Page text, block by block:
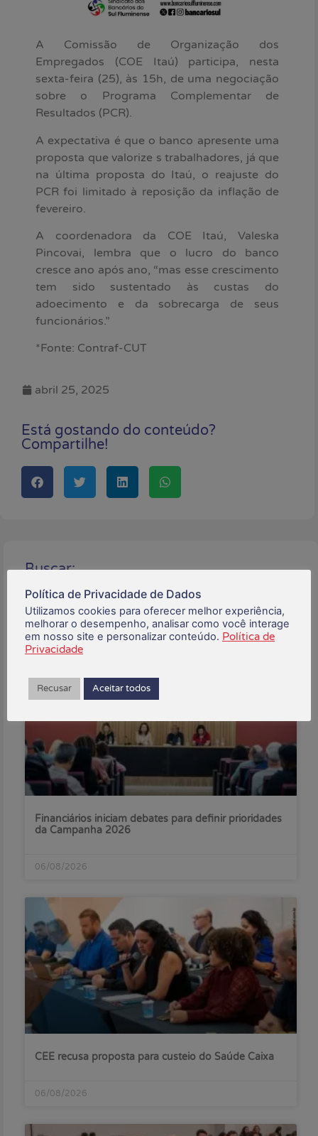
A Comissão de Organização dos
Empregados (COE Itaú) participa, nesta
sexta-feira (25), às 15h, de uma negociação
sobre o Programa Complementar de
Resultados (PCR).
A expectativa é que o banco apresente uma
proposta que valorize s trabalhadores, já que
na última proposta do Itaú, o reajuste do
PCR foi limitado à reposição da inflação de
fevereiro.
A coordenadora da COE Itaú, Valeska
Pincovai, lembra que o lucro do banco
cresce ano após ano, “mas esse crescimento
tem sido sustentado às custas do
adoecimento e da sobrecarga de seus
funcionários.”
*Fonte: Contraf-CUT
abril 25, 2025
Está gostando do conteúdo?
Compartilhe!
Buscar:
Posts Recentes:
Financiários iniciam debates para definir prioridades
da Campanha 2026
06/08/2026
CEE recusa proposta para custeio do Saúde Caixa
06/08/2026
Política de Privacidade de Dados
Utilizamos cookies para oferecer melhor experiência,
melhorar o desempenho, analisar como você interage
em nosso site e personalizar conteúdo. Política de
Privacidade
Recusar Aceitar todos